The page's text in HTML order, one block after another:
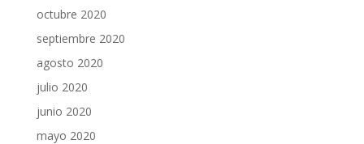
octubre 2020
septiembre 2020
agosto 2020
julio 2020
junio 2020
mayo 2020